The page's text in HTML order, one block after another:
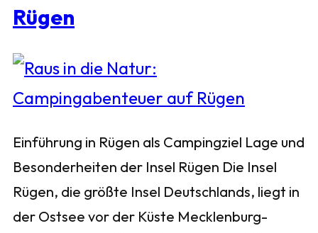
Rügen
Einführung in Rügen als Campingziel Lage und
Besonderheiten der Insel Rügen Die Insel
Rügen, die größte Insel Deutschlands, liegt in
der Ostsee vor der Küste Mecklenburg-